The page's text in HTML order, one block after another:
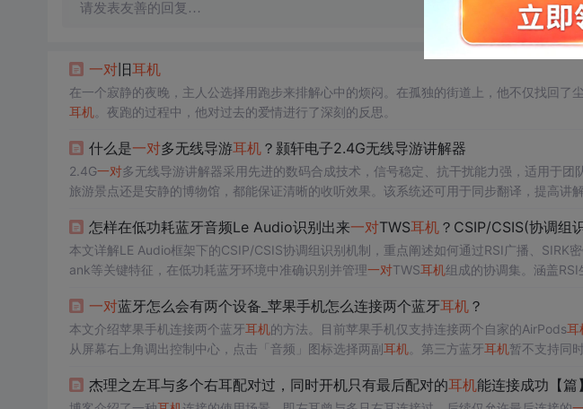
请发表友善的回复…
一对旧耳机
在一个寂静的夜晚，主人公选择用跑步来排解心中的烦闷。在孤独的街道上，他不仅找回了
耳机。夜跑的过程中，他对过去的爱情进行了深刻的反思。
什么是一对多无线导游耳机？颢轩电子2.4G无线导游讲解器
2.4G一对多无线导游讲解器采用先进的数码合成技术，信号稳定、抗干扰能力强，适用于团
旅游景点还是安静的博物馆，都能保证清晰的收听效果。该系统还可用于同步翻译，提高讲解
怎样在低功耗蓝牙音频Le Audio识别出来一对TWS耳机？CSIP/CSIS(协调组
本文详解LE Audio框架下的CSIP/CSIS协调组识别机制，重点阐述如何通过RSI广播、
ank等关键特征，在低功耗蓝牙环境中准确识别并管理一对TWS耳机组成的协调集。涵盖RSI
一对蓝牙怎么会有两个设备_苹果手机怎么连接两个蓝牙耳机？
本文介绍苹果手机连接两个蓝牙耳机的方法。目前苹果手机仅支持连接两个自家的AirPods耳
从屏幕右上角调出控制中心，点击「音频」图标选择两副耳机。第三方蓝牙耳机暂不支持同
杰理之左耳与多个右耳配对过，同时开机只有最后配对的耳机能连接成功【篇】